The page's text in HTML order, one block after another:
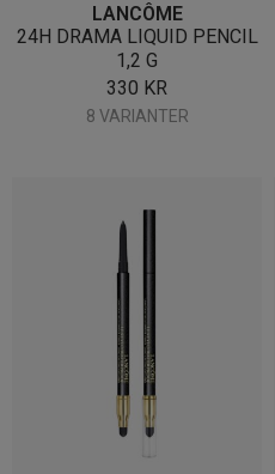
LANCÔME
24H DRAMA LIQUID PENCIL
1,2 G
330 KR
8 VARIANTER